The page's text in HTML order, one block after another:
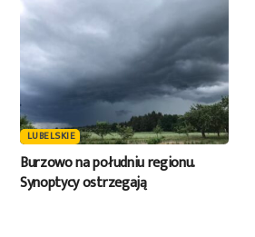
LUBELSKIE
Burzowo na południu regionu.
Synoptycy ostrzegają